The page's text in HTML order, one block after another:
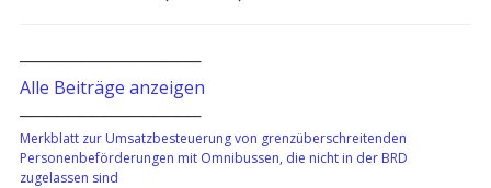
───────────────
Alle Beiträge anzeigen
───────────────
Merkblatt zur Umsatzbesteuerung von grenzüberschreitenden
Personenbeförderungen mit Omnibussen, die nicht in der BRD
zugelassen sind